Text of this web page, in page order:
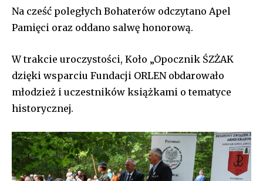
Na cześć poległych Bohaterów odczytano Apel
Pamięci oraz oddano salwę honorową.
W trakcie uroczystości, Koło „Opocznik ŚZŻAK
dzięki wsparciu Fundacji ORLEN obdarowało
młodzież i uczestników książkami o tematyce
historycznej.